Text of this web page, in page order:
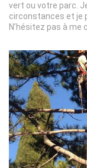
vert ou votre parc.
circonstances et je
N’hésitez pas à me